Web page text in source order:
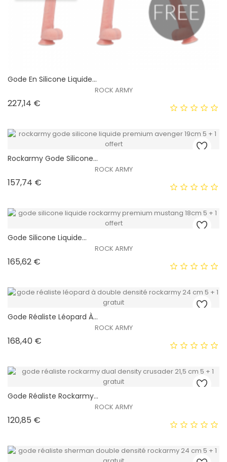
Gode ​​en Silicone Liquide...
ROCK ARMY
227,14 €
EXCLUSIVITÉ WEB !
HORS STOCK
Rockarmy Gode Silicone...
ROCK ARMY
157,74 €
EXCLUSIVITÉ WEB !
HORS STOCK
Gode ​​silicone Liquide...
ROCK ARMY
165,62 €
EXCLUSIVITÉ WEB !
HORS STOCK
Gode ​​réaliste Léopard À...
ROCK ARMY
168,40 €
Gode ​​réaliste Rockarmy...
ROCK ARMY
120,85 €